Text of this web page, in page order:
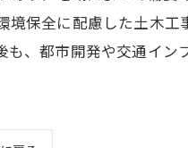
保全に配慮した土木
、都市開発や交通イ